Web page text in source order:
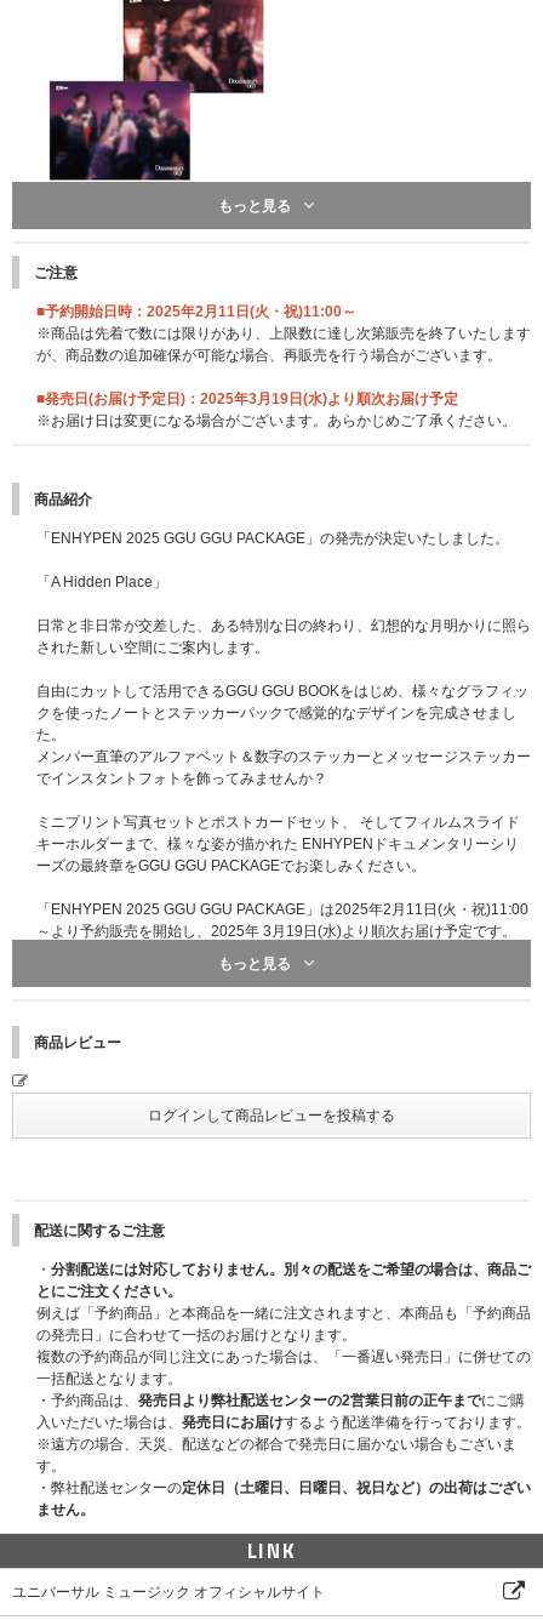
もっと見る
ご注意
■予約開始日時：2025年2月11日(火・祝)11:00～
※商品は先着で数には限りがあり、上限数に達し次第販売を終了いたします
が、商品数の追加確保が可能な場合、再販売を行う場合がございます。
■発売日(お届け予定日)：2025年3月19日(水)より順次お届け予定
※お届け日は変更になる場合がございます。あらかじめご了承ください。
商品紹介
「ENHYPEN 2025 GGU GGU PACKAGE」の発売が決定いたしました。
「A Hidden Place」
日常と非日常が交差した、ある特別な日の終わり、幻想的な月明かりに照ら
された新しい空間にご案内します。
自由にカットして活用できるGGU GGU BOOKをはじめ、様々なグラフィッ
クを使ったノートとステッカーパックで感覚的なデザインを完成させまし
た。
メンバー直筆のアルファベット＆数字のステッカーとメッセージステッカー
でインスタントフォトを飾ってみませんか？
ミニプリント写真セットとポストカードセット、 そしてフィルムスライド
キーホルダーまで、様々な姿が描かれた ENHYPENドキュメンタリーシリ
ーズの最終章をGGU GGU PACKAGEでお楽しみください。
「ENHYPEN 2025 GGU GGU PACKAGE」は2025年2月11日(火・祝)11:00
～より予約販売を開始し、2025年 3月19日(水)より順次お届け予定です。
商品ではありませんので、傷や汚れを理由にした商品の返品・交換はお受け
1. GGU GGU BOOK
3. POST PHOTO SET
ENVELOPE サイズ : 120x170mm
サイズ : 100x150mm｜7枚 1セット
4. CUTTING STICKER PACK
GRAPHIC STICKER SET サイズ : 100x50mm｜9枚 1セット
DRAWING STICKER SET サイズ : 48x65mm｜7枚 1セット
CONSTELLATION STICKER SET サイズ : 70x50mm｜7枚 1セット
5. DECO STICKER SET
ALPHABETS & NUMBERS STICKER SET サイズ : 100x150mm｜7枚 1セッ
ト
MESSAGE STICKER SET サイズ : 100x150mm｜7枚 1セット
6. INSTANT PHOTO SET
サイズ : 70x83mm｜7枚 1セット
もっと見る
商品レビュー
配送に関するご注意
・ 分割配送には対応しておりません。別々の配送をご希望の場合は、商品ご
とにご注文ください。
例えば「予約商品」と本商品を一緒に注文されますと、本商品も「予約商品
の発売日」に合わせて一括のお届けとなります。
複数の予約商品が同じ注文にあった場合は、「一番遅い発売日」に併せての
一括配送となります。
・予約商品は、 発売日より弊社配送センターの2営業日前の正午までにご購
入いただいた場合は、 発売日にお届けするよう配送準備を行っております。
※遠方の場合、天災、配送などの都合で発売日に届かない場合もございま
す。
・弊社配送センターの定休日（土曜日、日曜日、祝日など）の出荷はござい
ません。
LINK
ユニバーサル ミュージック オフィシャルサイト